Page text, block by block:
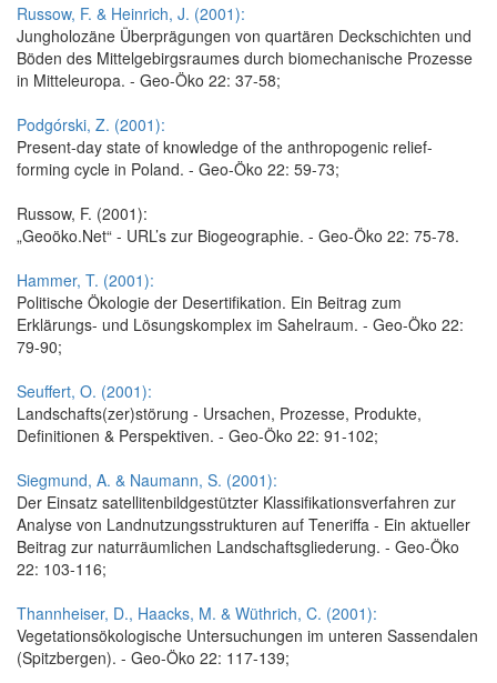
Russow, F. & Heinrich, J. (2001):
Jungholozäne Überprägungen von quartären Deckschichten und
Böden des Mittelgebirgsraumes durch biomechanische Prozesse
in Mitteleuropa. - Geo-Öko 22: 37-58;
Podgórski, Z. (2001):
Present-day state of knowledge of the anthropogenic relief-
forming cycle in Poland. - Geo-Öko 22: 59-73;
Russow, F. (2001):
„Geoöko.Net“ - URL’s zur Biogeographie. - Geo-Öko 22: 75-78.
Hammer, T. (2001):
Politische Ökologie der Desertifikation. Ein Beitrag zum
Erklärungs- und Lösungskomplex im Sahelraum. - Geo-Öko 22:
79-90;
Seuffert, O. (2001):
Landschafts(zer)störung - Ursachen, Prozesse, Produkte,
Definitionen & Perspektiven. - Geo-Öko 22: 91-102;
Siegmund, A. & Naumann, S. (2001):
Der Einsatz satellitenbildgestützter Klassifikationsverfahren zur
Analyse von Landnutzungsstrukturen auf Teneriffa - Ein aktueller
Beitrag zur naturräumlichen Landschaftsgliederung. - Geo-Öko
22: 103-116;
Thannheiser, D., Haacks, M. & Wüthrich, C. (2001):
Vegetationsökologische Untersuchungen im unteren Sassendalen
(Spitzbergen). - Geo-Öko 22: 117-139;